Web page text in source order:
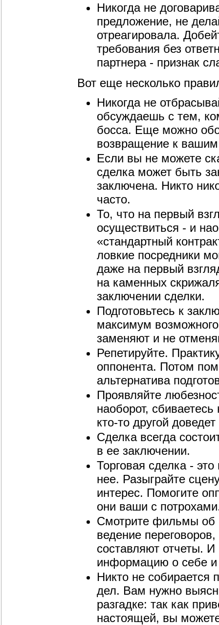
Никогда не
предложение, не
отреагировала.
требования без
партнера - признак
Вот еще несколько
Никогда не
обсуждаешь с тем,
босса. Еще можно
возвращение к
Если вы не можете
сделка может быть
заключена. Никто
часто.
То, что на первый
осуществиться - и
«стандартный
ловкие посредники
даже на первый
на каменных
заключении сделки.
Подготовьтесь к
максимум
заменяют и не
Репетируйте.
оппонента. Потом
альтернатива
Проявляйте
наоборот,
кто-то другой
Сделка всегда
в ее заключении.
Торговая сделка -
нее. Разыграйте
интерес. Помогите
они ваши с
Смотрите фильмы об
ведение
составляют отчеты. И
информацию о себе и
Никто не собирается
дел. Вам нужно
разгадке: так как
настоящей, вы